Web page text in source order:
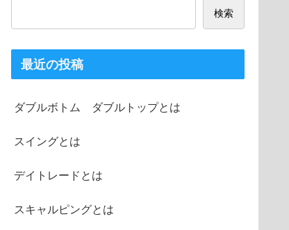
検索
最近の投稿
ダブルボトム ダブルトップとは
スイングとは
デイトレードとは
スキャルピングとは